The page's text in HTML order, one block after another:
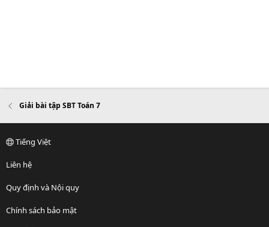
Giải bài tập SBT Toán 7
Tiếng Việt
Liên hệ
Quy định và Nội quy
Chính sách bảo mật